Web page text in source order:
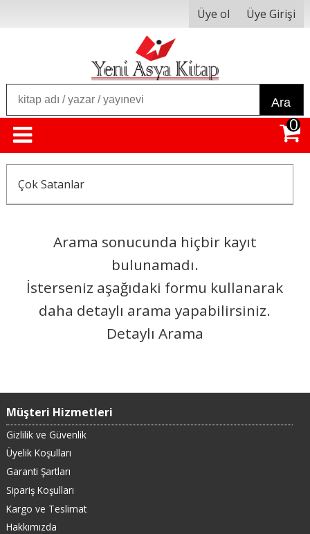
Üye ol Üye Girişi
Ara
0
Çok Satanlar
Arama sonucunda hiçbir kayıt
bulunamadı.
İsterseniz aşağıdaki formu kullanarak
daha detaylı arama yapabilirsiniz.
Detaylı Arama
Müşteri Hizmetleri
Gizlilik ve Güvenlik
Üyelik Koşulları
Garanti Şartları
Sipariş Koşulları
Kargo ve Teslimat
Hakkımızda